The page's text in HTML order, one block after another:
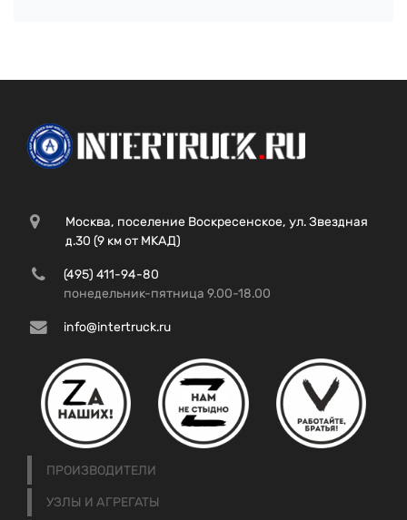
Москва, поселение Воскресенское, ул. Звездная
д.30 (9 км от МКАД)
(495) 411-94-80
понедельник-пятница 9.00-18.00
info@intertruck.ru
ПРОИЗВОДИТЕЛИ
УЗЛЫ И АГРЕГАТЫ